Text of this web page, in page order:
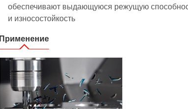
обеспечивают выдающуюся режущую
и износостойкость
Применение